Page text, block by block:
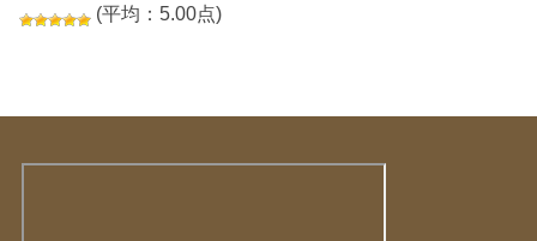
(平均：5.00点)